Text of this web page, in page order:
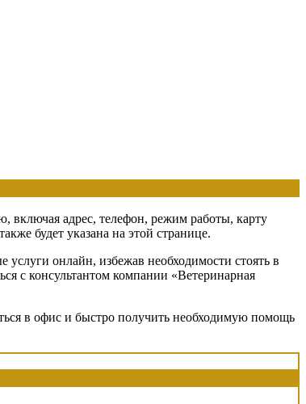
включая адрес, телефон, режим работы, карту
будет указана на этой странице.
онлайн, избежав необходимости стоять в
с консультантом компании «Ветеринарная
в офис и быстро получить необходимую помощь